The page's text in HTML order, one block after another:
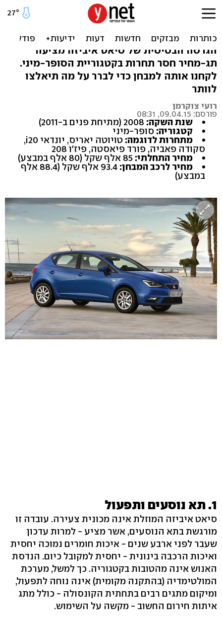
סיאט איביזה במבחן דרכים:
הגרסה הבסיסית של סיאט איביזה מציעה
תג-מחיר חסר תחרות בקטגוריית הסופר-מיני.
לקחנו אותה למבחן כדי לברר על מה תיאלצו
לוותר
רועי צוקרמן
פורסם: 09.04.15, 08:31
שנת השקה:
קטגוריה: סופר-מיני
מתחרות לדוגמה: טויוטה יאריס, יונדאי i20,
סקודה פאביה, פורד פיאסטה, פיז'ו 208
מחיר התחלתי:
מחיר לרכב המבחן: 93.4 אלף שקל (88.4 אלף
במבצע)
1. תא נוסעים ותפעול
סיאט איביזה המוזלת אינה מכונית צעירה. עובדה זו
מורגשת בתא הנוסעים, אשר מציע - למרות עדכון
שעבר לפני ארבע שנים - איכות חומרים נמוכה יחסית
ואיכות הרכבה בינונית - יחסית למקובל כיום. הנדסת
האנוש אינה מהטובות בקטגוריה. כך למשל, מערכת
המולטימדיה (בהתקנה מקומית) אינה נוחה לתפעול,
ומיקום מתגים רבים בתחתית הקונסולה - כולל מתג
איתות חירום החשוב - מקשה על השימוש.